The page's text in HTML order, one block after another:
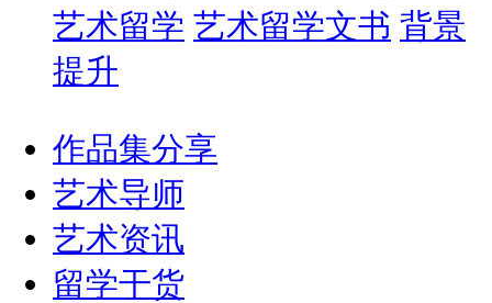
艺术留学 艺术留学文书 背景
提升
作品集分享
艺术导师
艺术资讯
留学干货